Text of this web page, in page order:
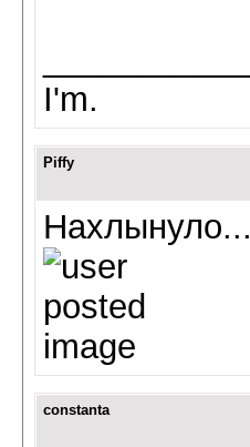
I'm.
Piffy
Нахлынуло...
constanta